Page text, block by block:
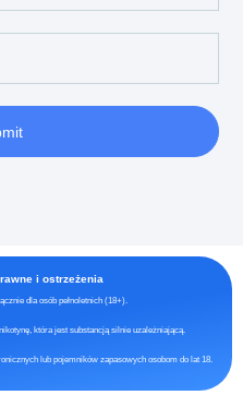
i ostrzeżenia
dla osób pełnoletnich (18+).
która jest substancją silnie uzależniającą.
lub pojemników zapasowych osobom do lat 18.